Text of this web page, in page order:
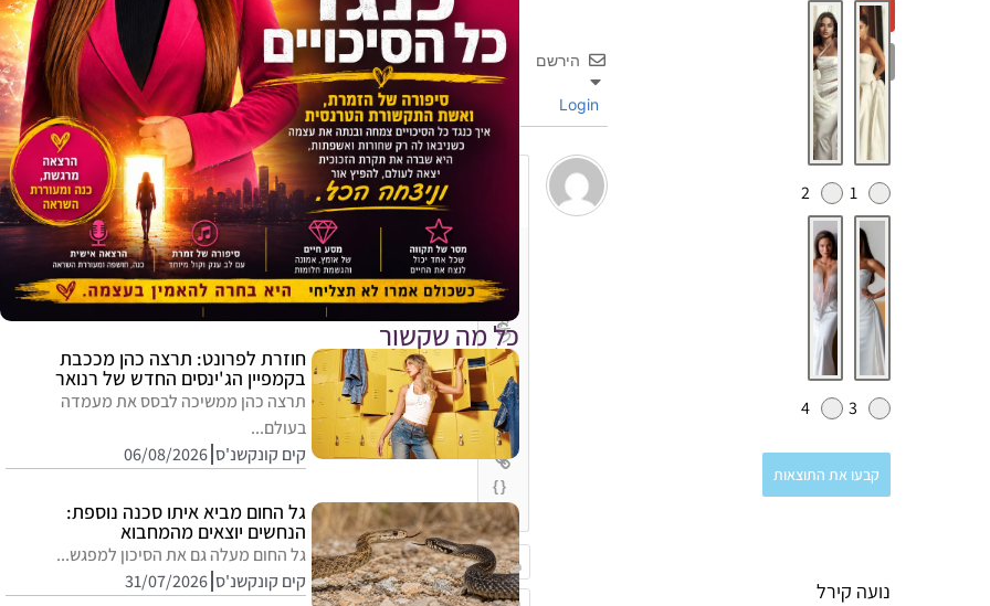
1
2
3
4
קבעו את התוצאות
נועה קירל
הירשם
{}
[+]
שם
כל מה שקשור
חוזרת לפרונט: תרצה כהן מככבת
בקמפיין הג'ינסים החדש של רנואר
תרצה כהן ממשיכה לבסס את מעמדה
בעולם...
קים קונקשנ'ס 06/08/2026
גל החום מביא איתו סכנה נוספת:
הנחשים יוצאים מהמחבוא
גל החום מעלה גם את הסיכון למפגש...
קים קונקשנ'ס 31/07/2026